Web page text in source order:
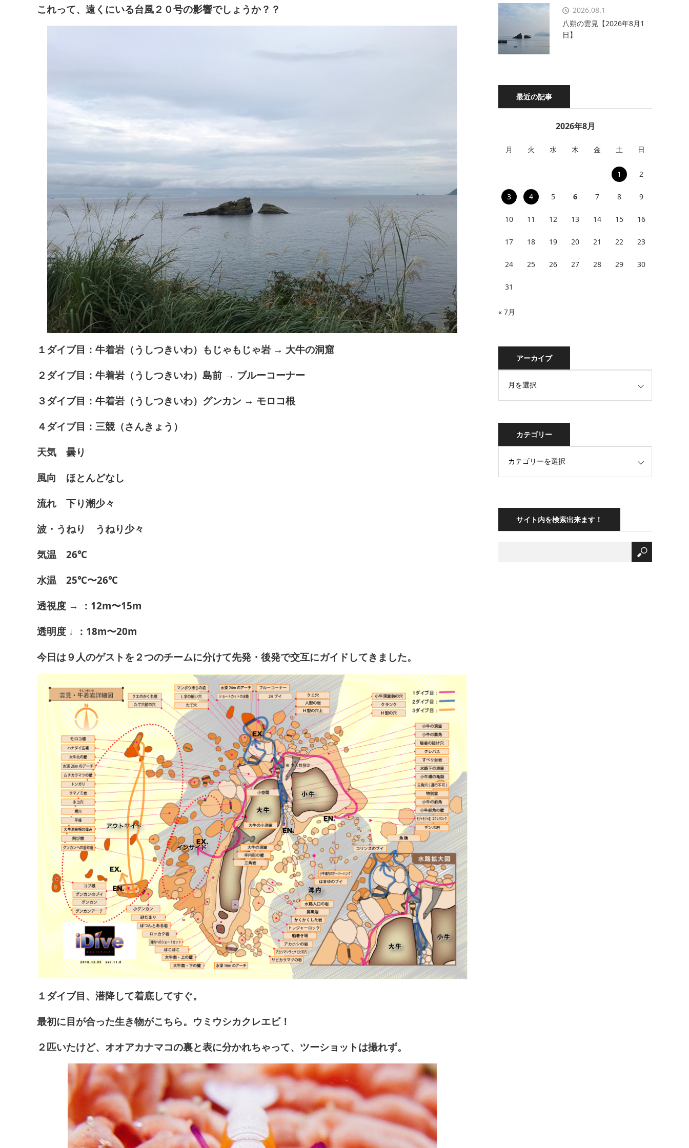
これって、遠くにいる台風２０号の影響でしょうか？？
１ダイブ目：牛着岩（うしつきいわ）もじゃもじゃ岩 → 大牛の洞窟
２ダイブ目：牛着岩（うしつきいわ）島前 → ブルーコーナー
３ダイブ目：牛着岩（うしつきいわ）グンカン → モロコ根
４ダイブ目：三競（さんきょう）
天気 曇り
風向 ほとんどなし
流れ 下り潮少々
波・うねり うねり少々
気温 26℃
水温 25℃〜26℃
透視度 → ：12m〜15m
透明度 ↓ ：18m〜20m
今日は９人のゲストを２つのチームに分けて先発・後発で交互にガイドしてきました。
１ダイブ目、潜降して着底してすぐ。
最初に目が合った生き物がこちら。ウミウシカクレエビ！
２匹いたけど、オオアカナマコの裏と表に分かれちゃって、ツーショットは撮れず。
2026.08.1
八朔の雲見【2026年8月1
日】
最近の記事
2026年8月
月 火 水 木 金 土 日
1 2
3 4 5 6 7 8 9
10 11 12 13 14 15 16
17 18 19 20 21 22 23
24 25 26 27 28 29 30
31
« 7月
アーカイブ
カテゴリー
サイト内を検索出来ます！